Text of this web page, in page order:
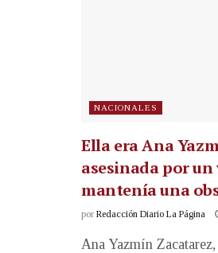
NACIONALES
Ella era Ana
asesinada por un
mantenía una
por Redacción Diario La Página
Ana Yazmín